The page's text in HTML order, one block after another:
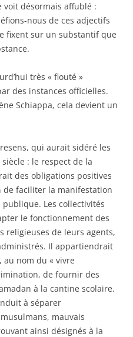
désormais affublé :
nous de ces adjectifs
fixent sur un substantif que
très « flouté »
des instances officielles.
Schiappa, cela devient un
qui aurait sidéré les
siècle : le respect de la
des obligations positives
faciliter la manifestation
Les collectivités
le fonctionnement des
religieuses de leurs agents,
Il appartiendrait
au nom du « vivre
de fournir des
à la cantine scolaire.
à séparer
mauvais
ainsi désignés à la